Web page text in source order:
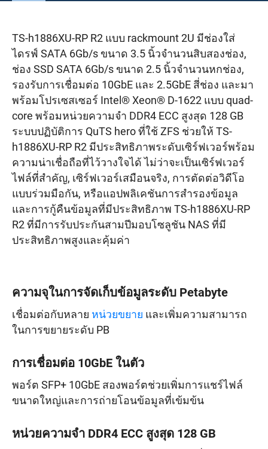
TS-h1886XU-RP R2 แบบ rackmount 2U มีช่องใส่
ไดรฟ์ SATA 6Gb/s ขนาด 3.5 นิ้วจำนวนสิบสองช่อง,
ช่อง SSD SATA 6Gb/s ขนาด 2.5 นิ้วจำนวนหกช่อง,
รองรับการเชื่อมต่อ 10GbE และ 2.5GbE สี่ช่อง และมา
พร้อมโปรเซสเซอร์ Intel® Xeon® D-1622 แบบ quad-
core พร้อมหน่วยความจำ DDR4 ECC สูงสุด 128 GB
ระบบปฏิบัติการ QuTS hero ที่ใช้ ZFS ช่วยให้ TS-
h1886XU-RP R2 มีประสิทธิภาพระดับเซิร์ฟเวอร์พร้อม
ความน่าเชื่อถือที่ไว้วางใจได้ ไม่ว่าจะเป็นเซิร์ฟเวอร์
ไฟล์ที่สำคัญ, เซิร์ฟเวอร์เสมือนจริง, การตัดต่อวิดีโอ
แบบร่วมมือกัน, หรือแอปพลิเคชันการสำรองข้อมูล
และการกู้คืนข้อมูลที่มีประสิทธิภาพ TS-h1886XU-RP
R2 ที่มีการรับประกันสามปีมอบโซลูชัน NAS ที่มี
ประสิทธิภาพสูงและคุ้มค่า
ความจุในการจัดเก็บข้อมูลระดับ Petabyte
เชื่อมต่อกับหลาย หน่วยขยาย และเพิ่มความสามารถ
ในการขยายระดับ PB
การเชื่อมต่อ 10GbE ในตัว
พอร์ต SFP+ 10GbE สองพอร์ตช่วยเพิ่มการแชร์ไฟล์
ขนาดใหญ่และการถ่ายโอนข้อมูลที่เข้มข้น
หน่วยความจำ DDR4 ECC สูงสุด 128 GB